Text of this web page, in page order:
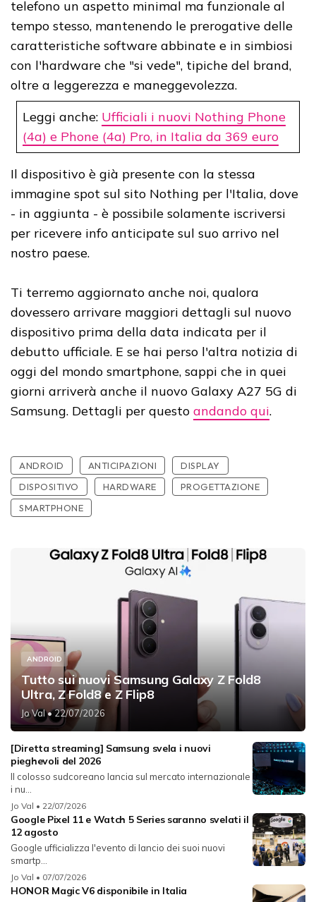
telefono un aspetto minimal ma funzionale al
tempo stesso, mantenendo le prerogative delle
caratteristiche software abbinate e in simbiosi
con l'hardware che "si vede", tipiche del brand,
oltre a leggerezza e maneggevolezza.
Leggi anche: Ufficiali i nuovi Nothing Phone
(4a) e Phone (4a) Pro, in Italia da 369 euro
Il dispositivo è già presente con la stessa
immagine spot sul sito Nothing per l'Italia, dove
- in aggiunta - è possibile solamente iscriversi
per ricevere info anticipate sul suo arrivo nel
nostro paese.
Ti terremo aggiornato anche noi, qualora
dovessero arrivare maggiori dettagli sul nuovo
dispositivo prima della data indicata per il
debutto ufficiale. E se hai perso l'altra notizia di
oggi del mondo smartphone, sappi che in quei
giorni arriverà anche il nuovo Galaxy A27 5G di
Samsung. Dettagli per questo andando qui.
ANDROID ANTICIPAZIONI
DISPLAY
DISPOSITIVO
HARDWARE
PROGETTAZIONE
SMARTPHONE
ANDROID
Tutto sui nuovi Samsung Galaxy Z Fold8
Ultra, Z Fold8 e Z Flip8
Jo Val• 22/07/2026
[Diretta streaming] Samsung svela i nuovi
pieghevoli del 2026
Il colosso sudcoreano lancia sul mercato internazionale
i nu...
Jo Val • 22/07/2026
Google Pixel 11 e Watch 5 Series saranno svelati il
12 agosto
Google ufficializza l'evento di lancio dei suoi nuovi
smartp...
Jo Val • 07/07/2026
HONOR Magic V6 disponibile in Italia